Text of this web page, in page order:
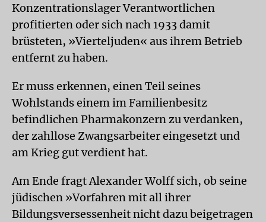
Konzentrationslager Verantwortlichen
profitierten oder sich nach 1933 damit
brüsteten, »Vierteljuden« aus ihrem Betrieb
entfernt zu haben.
Er muss erkennen, einen Teil seines
Wohlstands einem im Familienbesitz
befindlichen Pharmakonzern zu verdanken,
der zahllose Zwangsarbeiter eingesetzt und
am Krieg gut verdient hat.
Am Ende fragt Alexander Wolff sich, ob seine
jüdischen »Vorfahren mit all ihrer
Bildungsversessenheit nicht dazu beigetragen